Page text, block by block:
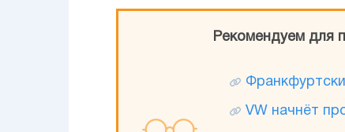
Рекомендуем для
VW начнёт